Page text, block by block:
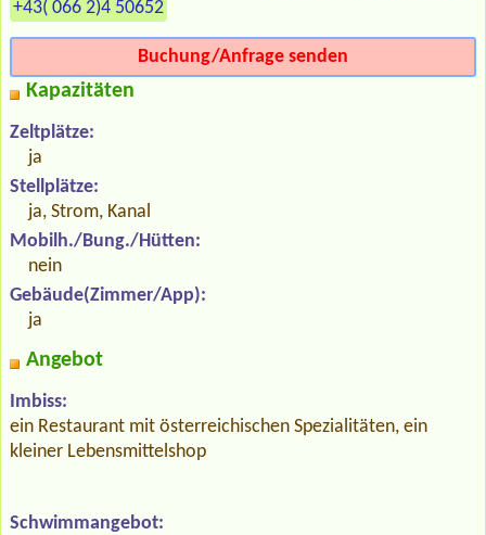
+43( 066 2)4 50652
Buchung/Anfrage senden
Kapazitäten
Zeltplätze:
ja
Stellplätze:
ja, Strom, Kanal
Mobilh./Bung./Hütten:
nein
Gebäude(Zimmer/App):
ja
Angebot
Imbiss:
ein Restaurant mit österreichischen Spezialitäten, ein
kleiner Lebensmittelshop
Schwimmangebot: